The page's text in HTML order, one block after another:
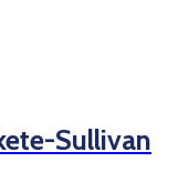
Sullivan